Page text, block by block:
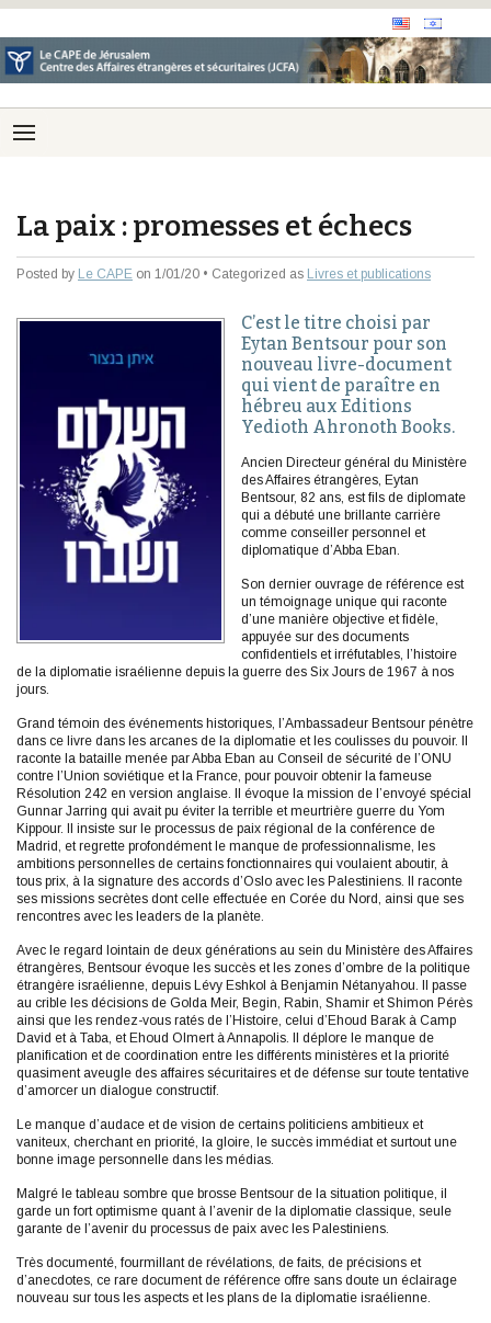
La paix : promesses et échecs
Posted by Le CAPE on 1/01/20 • Categorized as Livres et publications
C’est le titre choisi par
Eytan Bentsour pour son
nouveau livre-document
qui vient de paraître en
hébreu aux Editions
Yedioth Ahronoth Books.
Ancien Directeur général du Ministère
des Affaires étrangères, Eytan
Bentsour, 82 ans, est fils de diplomate
qui a débuté une brillante carrière
comme conseiller personnel et
diplomatique d’Abba Eban.
Son dernier ouvrage de référence est
un témoignage unique qui raconte
d’une manière objective et fidèle,
appuyée sur des documents
confidentiels et irréfutables, l’histoire
de la diplomatie israélienne depuis la guerre des Six Jours de 1967 à nos
jours.
Grand témoin des événements historiques, l’Ambassadeur Bentsour pénètre
dans ce livre dans les arcanes de la diplomatie et les coulisses du pouvoir. Il
raconte la bataille menée par Abba Eban au Conseil de sécurité de l’ONU
contre l’Union soviétique et la France, pour pouvoir obtenir la fameuse
Résolution 242 en version anglaise. Il évoque la mission de l’envoyé spécial
Gunnar Jarring qui avait pu éviter la terrible et meurtrière guerre du Yom
Kippour. Il insiste sur le processus de paix régional de la conférence de
Madrid, et regrette profondément le manque de professionnalisme, les
ambitions personnelles de certains fonctionnaires qui voulaient aboutir, à
tous prix, à la signature des accords d’Oslo avec les Palestiniens. Il raconte
ses missions secrètes dont celle effectuée en Corée du Nord, ainsi que ses
rencontres avec les leaders de la planète.
Avec le regard lointain de deux générations au sein du Ministère des Affaires
étrangères, Bentsour évoque les succès et les zones d’ombre de la politique
étrangère israélienne, depuis Lévy Eshkol à Benjamin Nétanyahou. Il passe
au crible les décisions de Golda Meir, Begin, Rabin, Shamir et Shimon Pérès
ainsi que les rendez-vous ratés de l’Histoire, celui d’Ehoud Barak à Camp
David et à Taba, et Ehoud Olmert à Annapolis. Il déplore le manque de
planification et de coordination entre les différents ministères et la priorité
quasiment aveugle des affaires sécuritaires et de défense sur toute tentative
d’amorcer un dialogue constructif.
Le manque d’audace et de vision de certains politiciens ambitieux et
vaniteux, cherchant en priorité, la gloire, le succès immédiat et surtout une
bonne image personnelle dans les médias.
Malgré le tableau sombre que brosse Bentsour de la situation politique, il
garde un fort optimisme quant à l’avenir de la diplomatie classique, seule
garante de l’avenir du processus de paix avec les Palestiniens.
Très documenté, fourmillant de révélations, de faits, de précisions et
d’anecdotes, ce rare document de référence offre sans doute un éclairage
nouveau sur tous les aspects et les plans de la diplomatie israélienne.